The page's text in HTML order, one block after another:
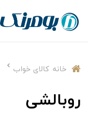
خانه کالای خواب
روبالشی